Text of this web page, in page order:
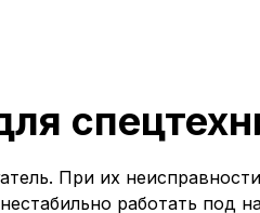
При их
работать под